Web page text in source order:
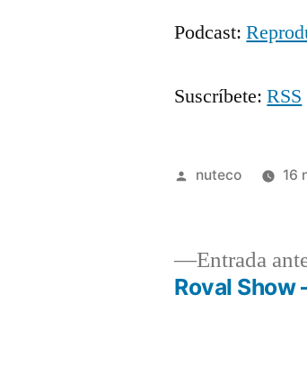
audio
Podcast:
Suscríbete:RSS
Publicada
nuteco 16
Navegación
Entrada
Roval Show